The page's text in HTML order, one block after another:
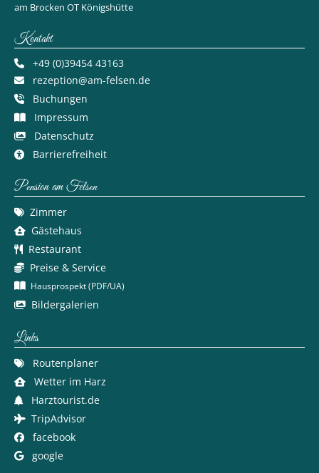
am Brocken OT Königshütte
Kontakt
+49 (0)39454 43163
rezeption@am-felsen.de
Buchungen
Impressum
Datenschutz
Barrierefreiheit
Pension am Felsen
Zimmer
Gästehaus
Restaurant
Preise & Service
Hausprospekt (PDF/UA)
Bildergalerien
Links
Routenplaner
Wetter im Harz
Harztourist.de
TripAdvisor
facebook
google